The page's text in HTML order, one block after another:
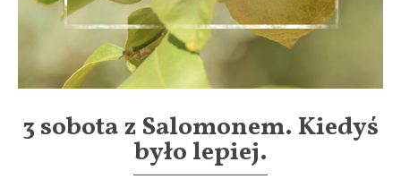
3 sobota z Salomonem. Kiedyś
było lepiej.